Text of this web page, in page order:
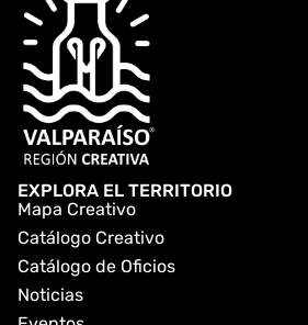
EXPLORA EL TERRITORIO
Mapa Creativo
Catálogo Creativo
Catálogo de Oficios
Noticias